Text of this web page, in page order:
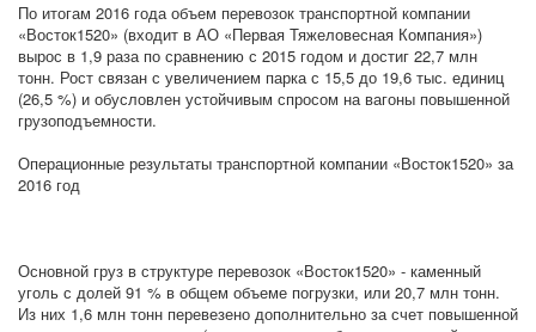
По итогам 2016 года объем перевозок транспортной компании
«Восток1520» (входит в АО «Первая Тяжеловесная Компания»)
вырос в 1,9 раза по сравнению с 2015 годом и достиг 22,7 млн
тонн. Рост связан с увеличением парка с 15,5 до 19,6 тыс. единиц
(26,5 %) и обусловлен устойчивым спросом на вагоны повышенной
грузоподъемности.
Операционные результаты транспортной компании «Восток1520» за
2016 год
Основной груз в структуре перевозок «Восток1520» - каменный
уголь с долей 91 % в общем объеме погрузки, или 20,7 млн тонн.
Из них 1,6 млн тонн перевезено дополнительно за счет повышенной